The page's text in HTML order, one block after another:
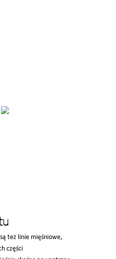
też linie mięśniowe,
części